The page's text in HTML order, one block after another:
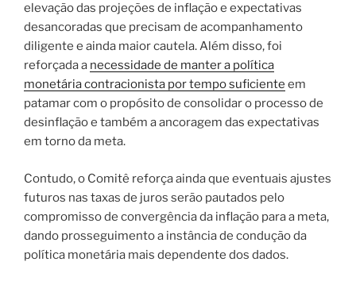
elevação das projeções de inflação e expectativas
desancoradas que precisam de acompanhamento
diligente e ainda maior cautela. Além disso, foi
reforçada a necessidade de manter a política
monetária contracionista por tempo suficiente em
patamar com o propósito de consolidar o processo de
desinflação e também a ancoragem das expectativas
em torno da meta.
Contudo, o Comitê reforça ainda que eventuais ajustes
futuros nas taxas de juros serão pautados pelo
compromisso de convergência da inflação para a meta,
dando prosseguimento a instância de condução da
política monetária mais dependente dos dados.